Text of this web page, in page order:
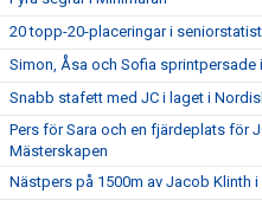
20 topp-20-placeringar i
Simon, Åsa och Sofia sprintpersade
Snabb stafett med JC i laget i
Pers för Sara och en fjärdeplats för
Mästerskapen
Nästpers på 1500m av Jacob Klinth i